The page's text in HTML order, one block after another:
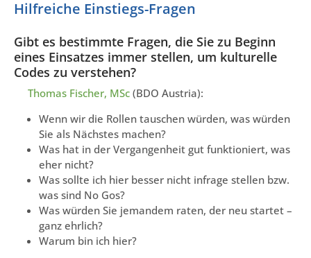
Hilfreiche Einstiegs-Fragen
Gibt es bestimmte Fragen, die Sie zu Beginn
eines Einsatzes immer stellen, um kulturelle
Codes zu verstehen?
Thomas Fischer, MSc (BDO Austria):
Wenn wir die Rollen tauschen würden, was würden
Sie als Nächstes machen?
Was hat in der Vergangenheit gut funktioniert, was
eher nicht?
Was sollte ich hier besser nicht infrage stellen bzw.
was sind No Gos?
Was würden Sie jemandem raten, der neu startet –
ganz ehrlich?
Warum bin ich hier?